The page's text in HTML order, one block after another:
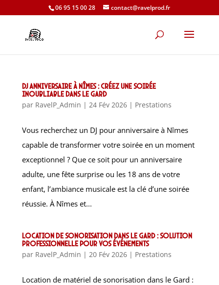
06 95 15 00 28 contact@ravelprod.fr
DJ anniversaire à Nîmes : créez une soirée
inoubliable dans le Gard
par RavelP_Admin | 24 Fév 2026| Prestations
Vous recherchez un DJ pour anniversaire à Nîmes
capable de transformer votre soirée en un moment
exceptionnel ? Que ce soit pour un anniversaire
adulte, une fête surprise ou les 18 ans de votre
enfant, l’ambiance musicale est la clé d’une soirée
réussie. À Nîmes et...
Location de sonorisation dans le Gard : solution
professionnelle pour vos événements
par RavelP_Admin | 20 Fév 2026| Prestations
Location de matériel de sonorisation dans le Gard :